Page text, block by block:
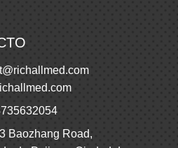
Baozhang Road,